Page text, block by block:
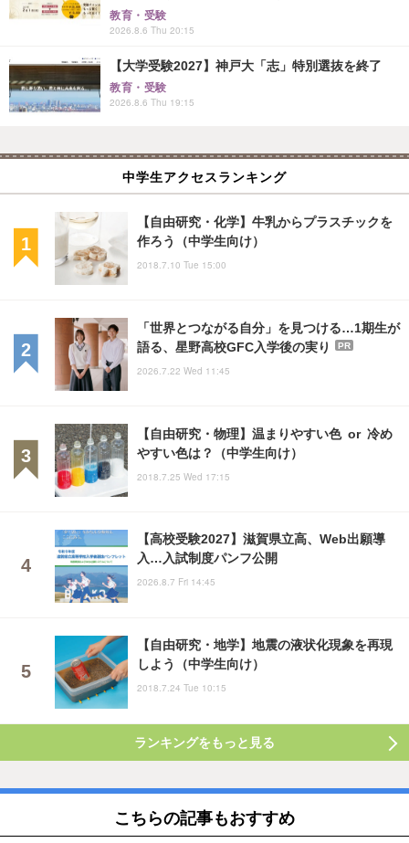
教育・受験
2026.8.6 Thu 20:15
【大学受験2027】神戸大「志」特別選抜を終了
教育・受験
2026.8.6 Thu 19:15
中学生アクセスランキング
【自由研究・化学】牛乳からプラスチックを
作ろう（中学生向け）
2018.7.10 Tue 15:00
「世界とつながる自分」を見つける…1期生が
語る、星野高校GFC入学後の実り
PR
2026.7.22 Wed 11:45
【自由研究・物理】温まりやすい色 or 冷め
やすい色は？（中学生向け）
2018.7.25 Wed 17:15
【高校受験2027】滋賀県立高、Web出願導
入…入試制度パンフ公開
2026.8.7 Fri 14:45
【自由研究・地学】地震の液状化現象を再現
しよう（中学生向け）
2018.7.24 Tue 10:15
ランキングをもっと見る
こちらの記事もおすすめ